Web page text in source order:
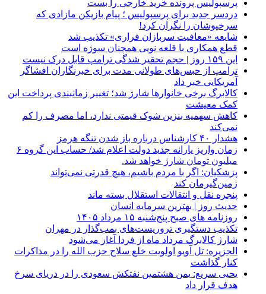
پرسپولیس پرونده خرید خارجی را بست
دردسر جدید برای پرسپولیس ؛ پیام بازیکن مازادی که
سرخپوشان را نگران کرد!
شایعه «معافیت سربازان فراری» تکذیب شد
قطع همکاری با قلعه نویی همچنان سوژه است
این ۱۵۹ روز | حجم تحقیر شدگی ترامپ قابل درک نیست
ترامپ از حبس‌های طولانی مدت برای خبرنگاران افشاگر
آمریکایی خبر داد
کالابرگ برخی خانوارها شارژ شد؛ تغییر زمانبندی پرداخت این
کمک معیشت
کاهش سهمیه بنزین شوک قیمتی ندارد، اما مصرف را کم
نمی‌کند
هشدار ۴۰ کارشناس درباره باز شدن تنگه هرمز
زمان واریز یارانه جدید دولت اعلام شد/ حساب این گروه ۶
میلیون تومان شارژ خواهد شد.
پزشکیان: اگر با مردم باشیم، هیچ قدرتی نمی‌تواند
زمین‌گیرمان کند
پنجره‌ نقل و انتقالات استقلال بسته ماند
حدیث روز | بهترین سرمایه انسان
روزنامه‌ های صبح پنج‌شنبه ۱۵ مرداد ۱۴۰۵
تکذیب دستگیری تروریست‌های بمب‌گذار در مهران
شارژ کالابرگ مرداد ماه از فردا آغاز می‌شود
الجزیره: تل آویو اولویت خلع سلاح حزب الله را در مذاکرات
کنار گذاشت
یحیی سریع: یمن هشتمین نفتکش سعودی را در دریای سرخ
هدف قرار داد